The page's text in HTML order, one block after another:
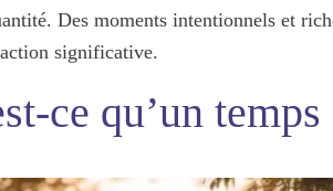
Des moments intentionnels et
significative.
ce qu’un